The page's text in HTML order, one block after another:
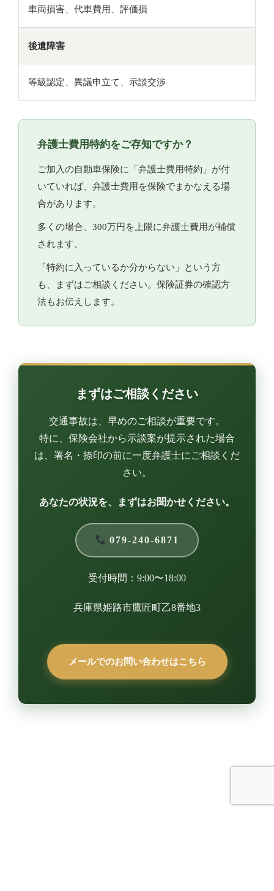
車両損害、代車費用、評価損
後遺障害
等級認定、異議申立て、示談交渉
弁護士費用特約をご存知ですか？
ご加入の自動車保険に「弁護士費用特約」が付
いていれば、弁護士費用を保険でまかなえる場
合があります。
多くの場合、300万円を上限に弁護士費用が補償
されます。
「特約に入っているか分からない」という方
も、まずはご相談ください。保険証券の確認方
法もお伝えします。
まずはご相談ください
交通事故は、早めのご相談が重要です。
特に、保険会社から示談案が提示された場合
は、署名・捺印の前に一度弁護士にご相談くだ
さい。
あなたの状況を、まずはお聞かせください。
079-240-6871
受付時間：9:00〜18:00
兵庫県姫路市鷹匠町乙8番地3
メールでのお問い合わせはこちら